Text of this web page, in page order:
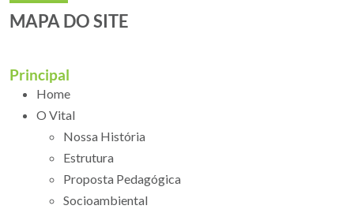
MAPA DO SITE
Principal
Home
O Vital
Nossa História
Estrutura
Proposta Pedagógica
Socioambiental